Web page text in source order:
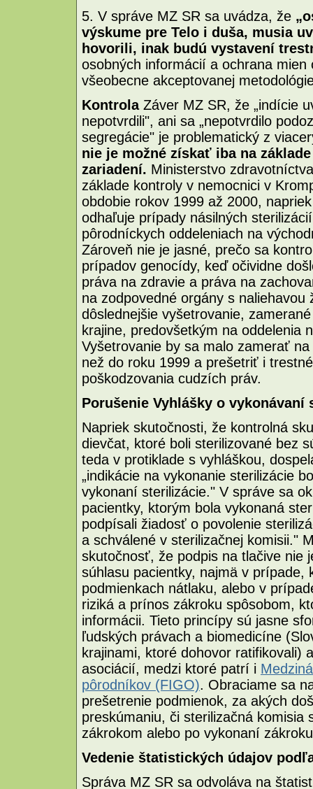
5. V správe MZ SR sa uvádza, že
výskume pre Telo i duša, musia
hovorili, inak budú vystavení
osobných informácií a ochrana
všeobecne akceptovanej
Kontrola Záver MZ SR, že „indície
nepotvrdili", ani sa „nepotvrdilo
segregácie" je problematický z
nie je možné získať iba na
zariadení. Ministerstvo
základe kontroly v nemocnici v
obdobie rokov 1999 až 2000,
odhaľuje prípady násilných
pôrodníckych oddeleniach na
Zároveň nie je jasné, prečo sa
prípadov genocídy, keď očividne
práva na zdravie a práva na
na zodpovedné orgány s
dôslednejšie vyšetrovanie,
krajine, predovšetkým na oddelenia
Vyšetrovanie by sa malo zamerať
než do roku 1999 a prešetriť i
poškodzovania cudzích práv.
Porušenie Vyhlášky o vykonávaní
Napriek skutočnosti, že kontrolná
dievčat, ktoré boli sterilizované bez
teda v protiklade s vyhláškou,
„indikácie na vykonanie sterilizácie
vykonaní sterilizácie." V správe sa
pacientky, ktorým bola vykonaná
podpísali žiadosť o povolenie
a schválené v sterilizačnej komisii."
skutočnosť, že podpis na tlačive nie
súhlasu pacientky, najmä v prípade,
podmienkach nátlaku, alebo v
riziká a prínos zákroku spôsobom,
informácii. Tieto princípy sú jasne
ľudských právach a biomedicíne
krajinami, ktoré dohovor ratifikovali)
asociácií, medzi ktoré patrí i
pôrodníkov (FIGO). Obraciame sa
prešetrenie podmienok, za akých
preskúmaniu, či sterilizačná komisia
zákrokom alebo po vykonaní
Vedenie štatistických údajov
Správa MZ SR sa odvoláva na